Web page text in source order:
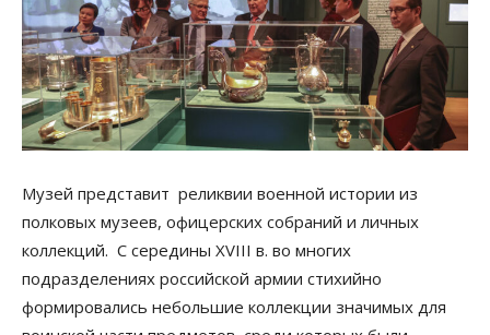
Музей представит реликвии военной истории из
полковых музеев, офицерских собраний и личных
коллекций. C середины XVIII в. во многих
подразделениях российской армии стихийно
формировались небольшие коллекции значимых для